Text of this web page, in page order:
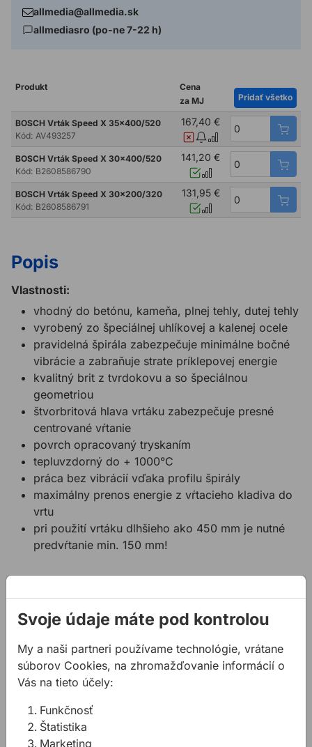
allmedia@allmedia.sk
allmediasro (po-ne 7-22 h)
Produkt
Cena
za MJ
Pridať všetko
BOSCH Vrták Speed X 35x400/520
Kód: AV493257
167,40 €
BOSCH Vrták Speed X 30x400/520
Kód: B2608586790
141,20 €
BOSCH Vrták Speed X 30x200/320
Kód: B2608586791
131,95 €
Popis
Vlastnosti:
vhodný do betónu, kameňa, plnej tehly, dutej tehly
vyrobený zo špeciálnej uhlíkovej a kalenej ocele
pravidelná špirála zabezpečuje minimálne bočné
vibrácie a zabraňuje strate príklepovej energie
kvalitný brit z tvrdokovu a so špeciálnou
geometriou
štvorbritová hlava vrtáku zabezpečuje presné
centrované vŕtanie
povrch opracovaný tryskaním
tepluvzdorný do + 1000°C
práca bez vibrácií vďaka profilu špirály
maximálny prenos energie z vŕtacieho kladiva do
vrtu
pri použití vrtáku dlhšieho ako 450 mm je nutné
predvŕtanie min. 150 mm!
Súvisiace články
Vŕtanie do betónu -
ako na to?
Svoje údaje máte pod kontrolou
My a naši partneri používame technológie, vrátane
súborov Cookies, na zhromažďovanie informácií o
Vás na tieto účely:
Funkčnosť
Štatistika
Marketing